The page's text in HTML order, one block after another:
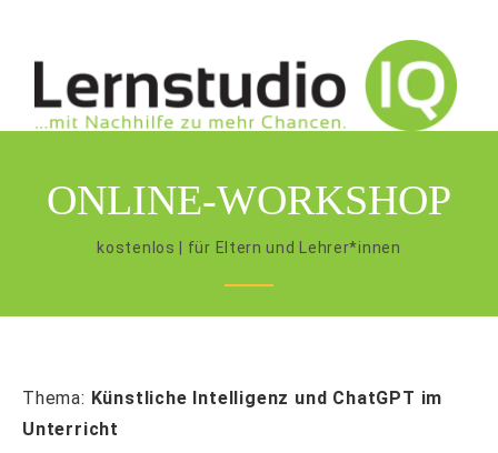
ONLINE-WORKSHOP
kostenlos | für Eltern und Lehrer*innen
Thema: Künstliche Intelligenz und ChatGPT im
Unterricht